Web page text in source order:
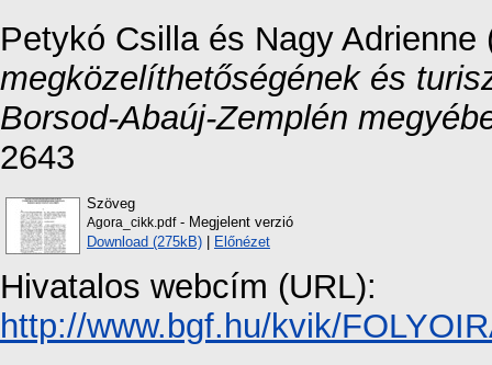
Petykó Csillaés Nagy Adrienne
megközelíthetőségének és
Borsod-Abaúj-Zemplén
2643
Szöveg
Agora_cikk.pdf- Megjelent verzió
Download (275kB) | Előnézet
Hivatalos webcím (URL):
http://www.bgf.hu/kvik/